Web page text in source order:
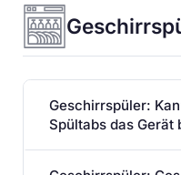
Geschirrspüler:
Spültabs das Gerät